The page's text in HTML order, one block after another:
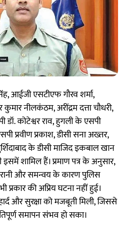
आईजी एसटीएफ गौरव शर्मा,
नीलकंठम, अरींद्रम दत्ता चौधरी,
कोटेश्वर राव, हुगली के एसपी
प्रवीण प्रकाश, डीसी सना अख्तर,
के डीसी माजिद इकबाल खान
शामिल हैं। प्रमाण पत्र के अनुसार,
और समन्वय के कारण पुलिस
की अप्रिय घटना नहीं हुई।
और सुरक्षा को मजबूती मिली, जिससे
समापन संभव हो सका।